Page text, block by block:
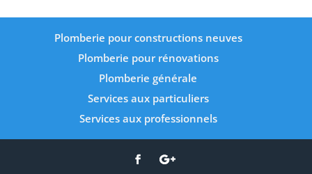
Plomberie pour constructions neuves
Plomberie pour rénovations
Plomberie générale
Services aux particuliers
Services aux professionnels